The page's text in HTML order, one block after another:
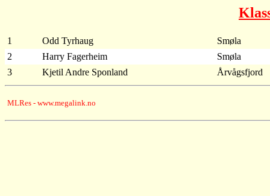
1 Odd Tyrhaug
Smøla
2
Harry Fagerheim
Smøla
3
Kjetil Andre Sponland Årvågsfjord
MLRes - www.megalink.no